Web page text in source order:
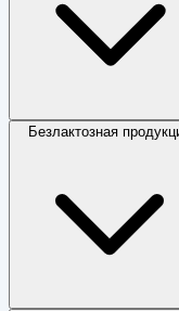
Безлактозная